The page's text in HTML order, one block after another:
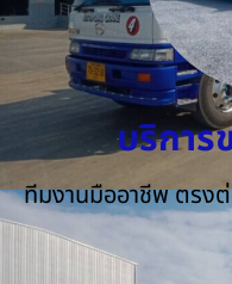
บริการ
ทีมงานมืออาชีพ ตรง